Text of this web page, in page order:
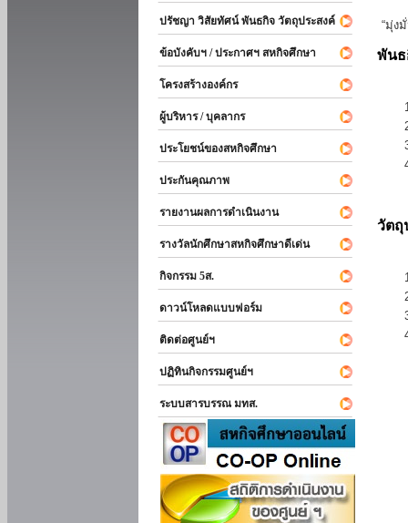
ปรัชญา วิสัยทัศน์ พันธกิจ วัตถุประสงค์
ข้อบังคับฯ / ประกาศฯ สหกิจศึกษา
โครงสร้างองค์กร
ผู้บริหาร / บุคลากร
ประโยชน์ของสหกิจศึกษา
ประกันคุณภาพ
รายงานผลการดำเนินงาน
รางวัลนักศึกษาสหกิจศึกษาดีเด่น
กิจกรรม 5ส.
ดาวน์โหลดแบบฟอร์ม
ติดต่อศูนย์ฯ
ปฏิทินกิจกรรมศูนย์ฯ
ระบบสารบรรณ มทส.
“มุ่ง
พัน
วัตถุ